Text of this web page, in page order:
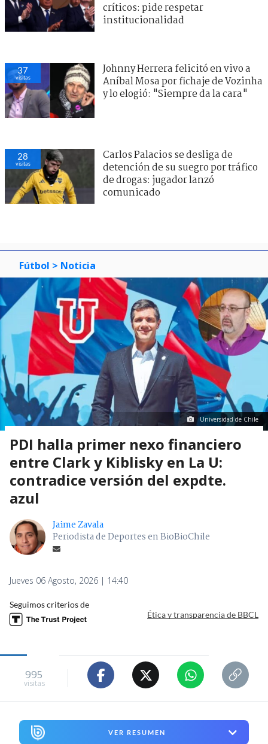
críticos: pide respetar
institucionalidad
37
visitas
Johnny Herrera felicitó en vivo a
Aníbal Mosa por fichaje de Vozinha
y lo elogió: "Siempre da la cara"
28
visitas
Carlos Palacios se desliga de
detención de su suegro por tráfico
de drogas: jugador lanzó
comunicado
Fútbol > Noticia
Universidad de Chile
PDI halla primer nexo financiero
entre Clark y Kiblisky en La U:
contradice versión del expdte.
azul
Jaime Zavala
Periodista de Deportes en BioBioChile
Jueves 06 Agosto, 2026 | 14:40
Seguimos criterios de
Ética y transparencia de BBCL
995
visitas
VER RESUMEN